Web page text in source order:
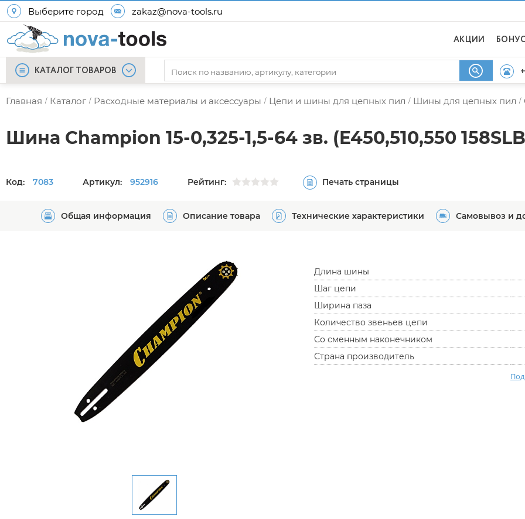
Выберите город zakaz@nova-tools.ru
АКЦИИ
КАТАЛОГ ТОВАРОВ
Главная / Каталог / Расходные материалы и аксессуары / Цепи и шины для цепных пил / Шины для цепных пил /
Шина Champion 15-0,325-1,5-64 зв. (E450,510,550
Код: 7083 Артикул: 952916 Рейтинг: Печать страницы
Общая информация Описание товара Технические характеристики Самовывоз и
Длина шины
Шаг цепи
Ширина паза
Количество звеньев цепи
Со сменным наконечником
Страна производитель